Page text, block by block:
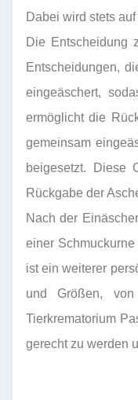
Dabei wird stets
Die Entscheidung
Entscheidungen,
eingeäschert,
ermöglicht die
gemeinsam
beigesetzt. Diese
Rückgabe der
Nach der
einer
ist ein weiterer
und Größen,
Tierkrematorium
gerecht zu werden